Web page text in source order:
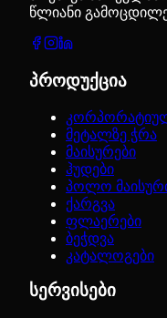
წლიანი
პროდუქცია
მეტალზე ჭრა
მაისურები
ჰუდები
პოლო
ქარგვა
ფლაერები
ბეჭდვა
კატალოგები
სერვისები